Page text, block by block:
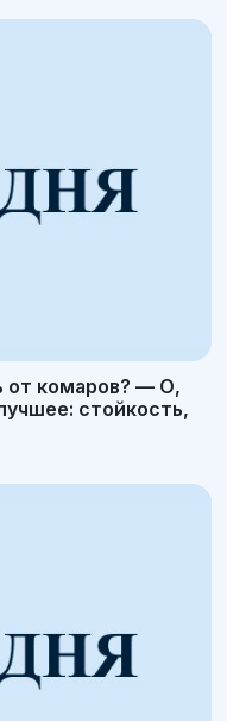
от комаров? — О,
стойкость,